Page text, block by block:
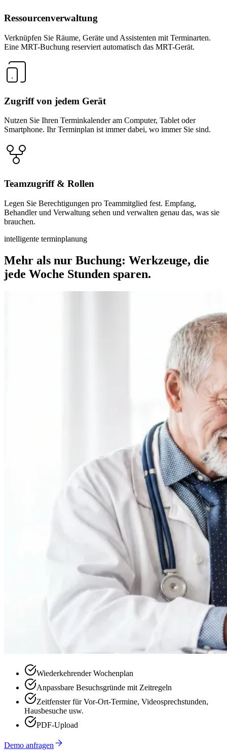
Ressourcenverwaltung
Verknüpfen Sie Räume, Geräte und Assistenten mit Terminarten.
Eine MRT-Buchung reserviert automatisch das MRT-Gerät.
Zugriff von jedem Gerät
Nutzen Sie Ihren Terminkalender am Computer, Tablet oder
Smartphone. Ihr Terminplan ist immer dabei, wo immer Sie sind.
Teamzugriff & Rollen
Legen Sie Berechtigungen pro Teammitglied fest. Empfang,
Behandler und Verwaltung sehen und verwalten genau das, was sie
brauchen.
intelligente terminplanung
Mehr als nur Buchung: Werkzeuge, die
jede Woche Stunden sparen.
Wiederkehrender Wochenplan
Anpassbare Besuchsgründe mit Zeitregeln
Zeitfenster für Vor-Ort-Termine, Videosprechstunden,
Hausbesuche usw.
PDF-Upload
Demo anfragen